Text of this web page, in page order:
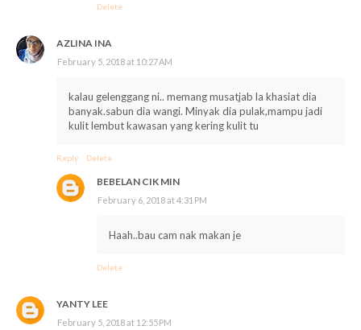
Delete
AZLINA INA
February 5, 2018 at 10:27 AM
kalau gelenggang ni.. memang musatjab la khasiat dia
banyak.sabun dia wangi. Minyak dia pulak,mampu jadi
kulit lembut kawasan yang kering kulit tu
Reply Delete
BEBELAN CIK MIN
February 6, 2018 at 4:31 PM
Haah..bau cam nak makan je
Delete
YANTY LEE
February 5, 2018 at 12:55 PM